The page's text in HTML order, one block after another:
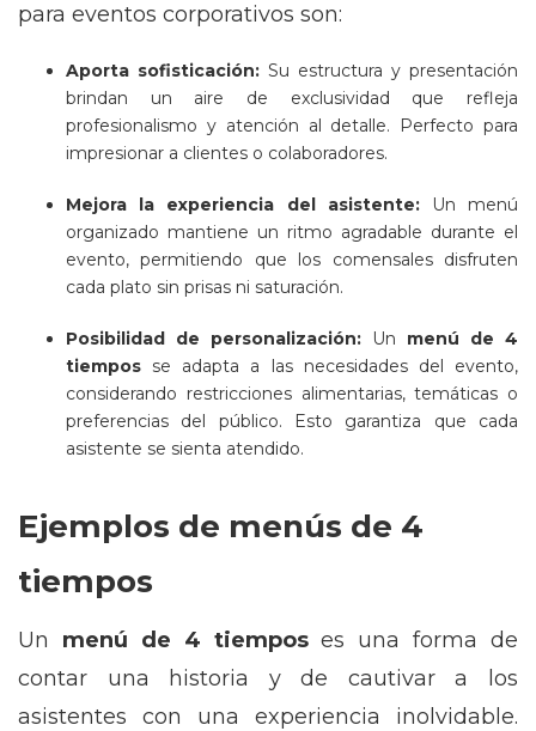
para eventos corporativos son:
Aporta sofisticación: Su estructura y presentación
brindan un aire de exclusividad que refleja
profesionalismo y atención al detalle. Perfecto para
impresionar a clientes o colaboradores.
Mejora la experiencia del asistente:
Un menú
organizado mantiene un ritmo agradable durante el
evento, permitiendo que los comensales disfruten
cada plato sin prisas ni saturación.
Posibilidad de personalización: Un menú de 4
tiempos se adapta a las necesidades del evento,
considerando restricciones alimentarias, temáticas o
preferencias del público. Esto garantiza que cada
asistente se sienta atendido.
Ejemplos de menús de 4
tiempos
Un menú de 4 tiemposes una forma de
contar una historia y de cautivar a los
asistentes con una experiencia inolvidable.